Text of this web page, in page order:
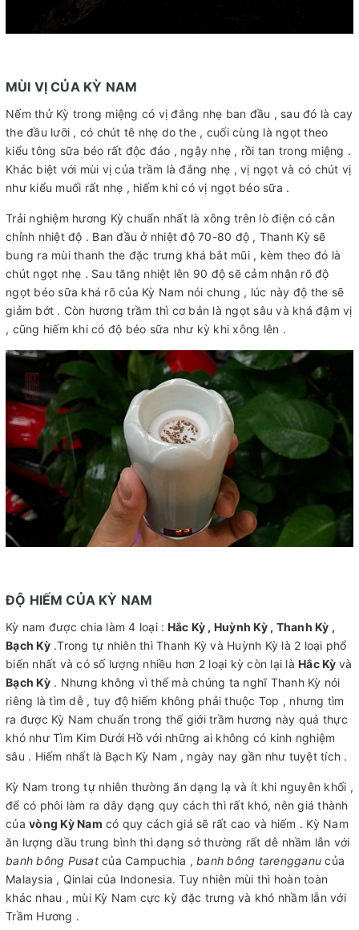
MÙI VỊ CỦA KỲ NAM
Nếm thử Kỳ trong miệng có vị đắng nhẹ ban đầu , sau đó là cay
the đầu lưỡi , có chút tê nhẹ do the , cuối cùng là ngọt theo
kiểu tông sữa béo rất độc đáo , ngậy nhẹ , rồi tan trong miệng .
Khác biệt với mùi vị của trầm là đắng nhẹ , vị ngọt và có chút vị
như kiểu muối rất nhẹ , hiếm khi có vị ngọt béo sữa .
Trải nghiệm hương Kỳ chuẩn nhất là xông trên lò điện có cân
chỉnh nhiệt độ . Ban đầu ở nhiệt độ 70-80 độ , Thanh Kỳ sẽ
bung ra mùi thanh the đặc trưng khá bắt mũi , kèm theo đó là
chút ngọt nhẹ . Sau tăng nhiệt lên 90 độ sẽ cảm nhận rõ độ
ngọt béo sữa khá rõ của Kỳ Nam nói chung , lúc này độ the sẽ
giảm bớt . Còn hương trầm thì cơ bản là ngọt sâu và khá đậm vị
, cũng hiếm khi có độ béo sữa như kỳ khi xông lên .
ĐỘ HIẾM CỦA KỲ NAM
Kỳ nam được chia làm 4 loại : Hắc Kỳ , Huỳnh Kỳ , Thanh Kỳ ,
Bạch Kỳ.Trong tự nhiên thì Thanh Kỳ và Huỳnh Kỳ là 2 loại phổ
biến nhất và có số lượng nhiều hơn 2 loại kỳ còn lại là Hắc Kỳ và
Bạch Kỳ. Nhưng không vì thế mà chúng ta nghĩ Thanh Kỳ nói
riêng là tìm dễ , tuy độ hiếm không phải thuộc Top , nhưng tìm
ra được Kỳ Nam chuẩn trong thế giới trầm hương này quả thực
khó như Tìm Kim Dưới Hồ với những ai không có kinh nghiệm
sâu . Hiếm nhất là Bạch Kỳ Nam , ngày nay gần như tuyệt tích .
Kỳ Nam trong tự nhiên thường ăn dạng lạ và ít khi nguyên khối ,
để có phôi làm ra dây dạng quy cách thì rất khó, nên giá thành
của vòng Kỳ Nam có quy cách giá sẽ rất cao và hiếm . Kỳ Nam
ăn lượng dầu trung bình thì dạng sớ thường rất dễ nhầm lẫn với
banh bông Pusat của Campuchia , banh bông tarengganu của
Malaysia , Qinlai của Indonesia. Tuy nhiên mùi thì hoàn toàn
khác nhau , mùi Kỳ Nam cực kỳ đặc trưng và khó nhầm lẫn với
Trầm Hương .